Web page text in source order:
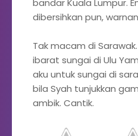
bandar Kuala Lumpur.
dibersihkan pun,
Tak macam di
ibarat sungai di Ulu
aku untuk sungai di
bila Syah tunjukkan
ambik. Cantik.